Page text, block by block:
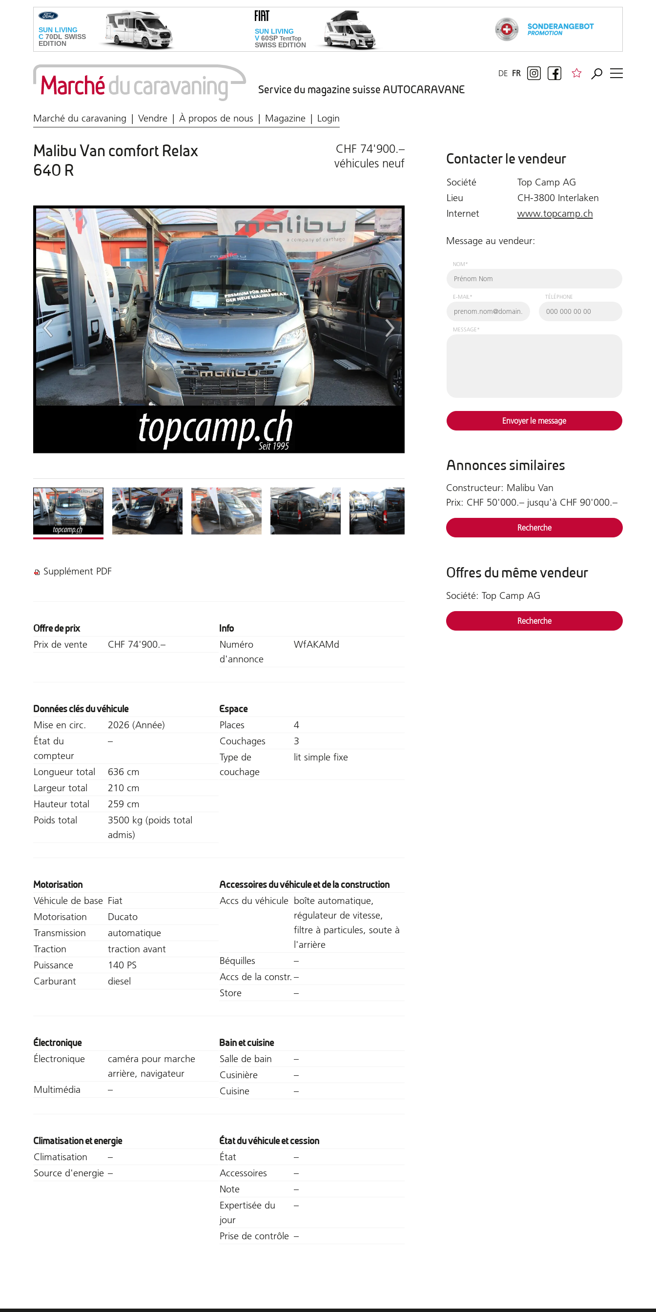
Service du magazine suisse AUTOCARAVANE
FR
DE
Marché du caravaning Vendre À propos de nous Magazine Login
Malibu Van comfort Relax
640 R
CHF 74'900.–
véhicules neuf
Supplément PDF
Offre de prix
Prix de vente CHF 74'900.–
Info
Numéro
d'annonce
WfAKAMd
Données clés du véhicule
Mise en circ.
2026 (Année)
État du
compteur
–
Longueur total
636 cm
Largeur total
210 cm
Hauteur total
259 cm
Poids total
3500 kg (poids total
admis)
Espace
Places
4
Couchages
3
Type de
couchage
lit simple fixe
Motorisation
Véhicule de base Fiat
Motorisation
Ducato
Transmission
automatique
Traction
traction avant
Puissance
140 PS
Carburant
diesel
Accessoires du véhicule et de la construction
Accs du véhicule boîte automatique,
régulateur de vitesse,
filtre à particules, soute à
l'arrière
Béquilles
–
Accs de la constr. –
Store
–
Électronique
Électronique
caméra pour marche
arrière, navigateur
Multimédia
–
Bain et cuisine
Salle de bain
–
Cusinière
–
Cuisine
–
Climatisation et energie
Climatisation
–
Source d'energie –
État du véhicule et cession
État
–
Accessoires
–
Note
–
Expertisée du
jour
–
Prise de contrôle –
Contacter le vendeur
Société
Top Camp AG
Lieu
CH-3800 Interlaken
Internet
www.topcamp.ch
Message au vendeur:
NOM*
E-MAIL* TÉLÉPHONE
MESSAGE*
Envoyer le message
Annonces similaires
Constructeur: Malibu Van
Prix: CHF 50'000.– jusqu'à CHF 90'000.–
Recherche
Offres du même vendeur
Société: Top Camp AG
Recherche